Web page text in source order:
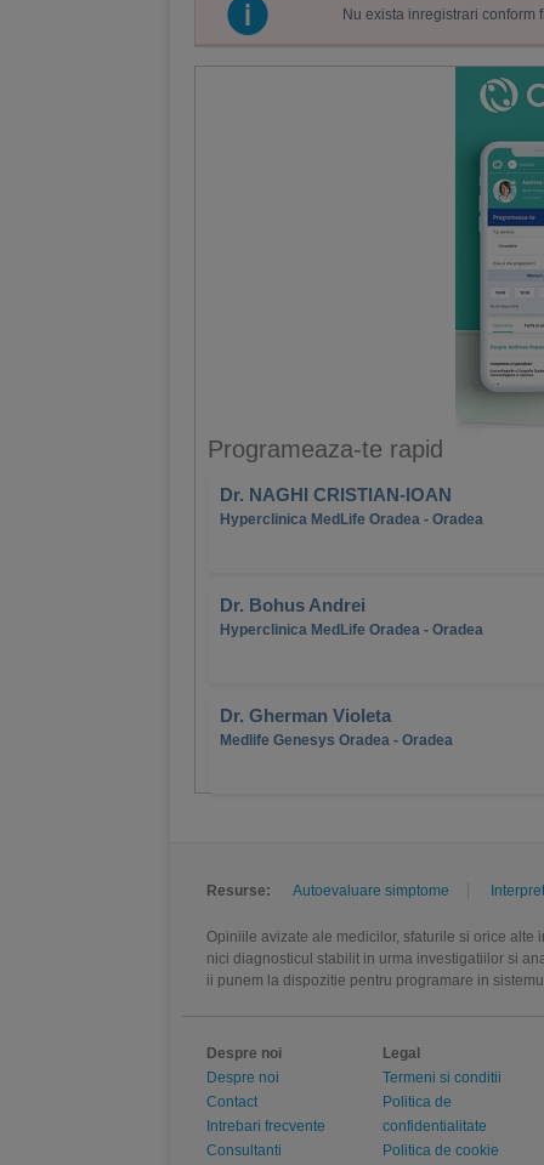
Nu exista inregistrari
Programeaza-te rapid
Dr. NAGHI CRISTIAN-IOAN
Hyperclinica MedLife Oradea - Oradea
Dr. Bohus Andrei
Hyperclinica MedLife Oradea - Oradea
Dr. Gherman Violeta
Medlife Genesys Oradea - Oradea
Resurse: Autoevaluare simptome
Opiniile avizate ale medicilor, sfaturile si orice
nici diagnosticul stabilit in urma investigatiilor si
ii punem la dispozitie pentru programare in
Despre noi
Despre noi
Contact
Intrebari frecvente
Consultanti
Legal
Termeni si conditii
Politica de
confidentialitate
Politica de cookie